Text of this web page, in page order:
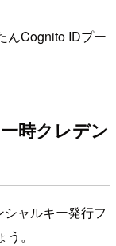
んCognito IDプー
時クレデン
ャルキー発行フ
。